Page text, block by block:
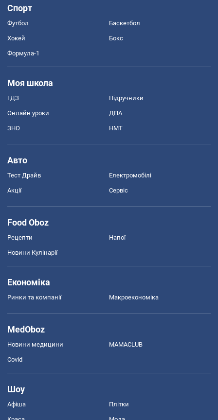
Спорт
Футбол Баскетбол
Хокей Бокс
Формула-1
Моя школа
ГДЗ Підручники
Онлайн уроки ДПА
ЗНО НМТ
Авто
Тест Драйв Електромобілі
Акції Сервіс
Food Oboz
Рецепти Напої
Новини Кулінарії
Економіка
Ринки та компанії Макроекономіка
MedOboz
Новини медицини MAMACLUB
Covid
Шоу
Афіша Плітки